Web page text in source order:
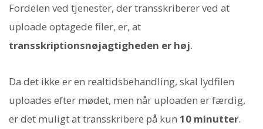
Fordelen ved tjenester, der transskriberer ved at
uploade optagede filer, er, at
transskriptionsnøjagtigheden er høj.
Da det ikke er en realtidsbehandling, skal lydfilen
uploades efter mødet, men når uploaden er færdig,
er det muligt at transskribere på kun 10 minutter.